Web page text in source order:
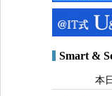
Smart &
本